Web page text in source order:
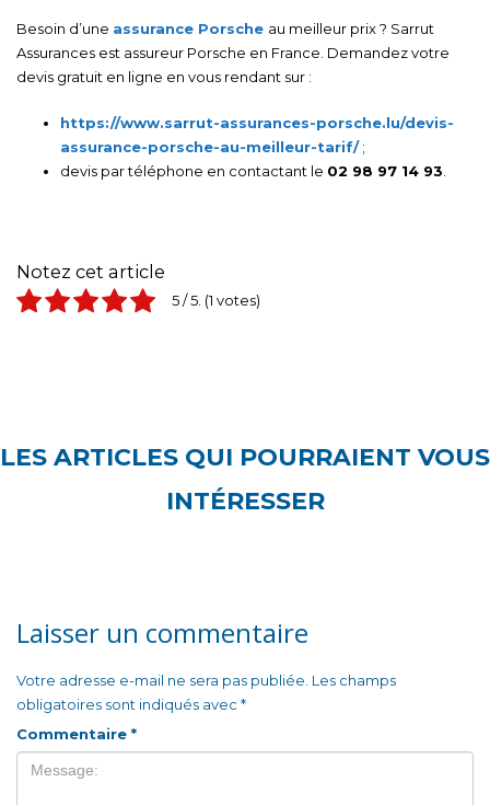
Besoin d’une assurance Porsche au meilleur prix ? Sarrut
Assurances est assureur Porsche en France. Demandez votre
devis gratuit en ligne en vous rendant sur :
https://www.sarrut-assurances-porsche.lu/devis-
assurance-porsche-au-meilleur-tarif/;
devis par téléphone en contactant le 02 98 97 14 93
Notez cet article
5/ 5. 1
LES ARTICLES QUI POURRAIENT VOUS
INTÉRESSER
Laisser un commentaire
Votre adresse e-mail ne sera pas publiée. Les champs
obligatoires sont indiqués avec *
Commentaire *